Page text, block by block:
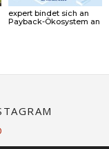
expert bindet sich an
Payback-Ökosystem an